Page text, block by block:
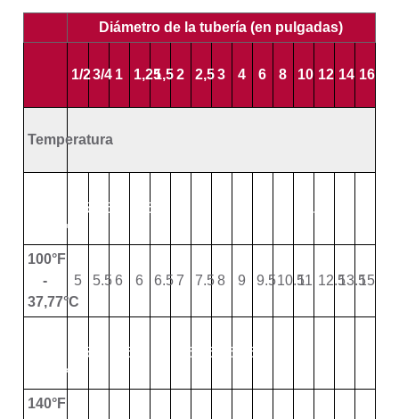
Diámetro de la tubería (en pulgadas)
1/23/4 1 1,251,5 2 2,5 3 4 6 8 10 12 14 16
Temperatura
22.77°C
5.5 5.5 6.5 11.5
100°F
-
37,77°C
5 5.5 6 6 6.5 7 7.5 8 9 9.510.511 12.513.515
48.88°C
4.5 5.5 6.5 7.5 7.5 8.5
140°F